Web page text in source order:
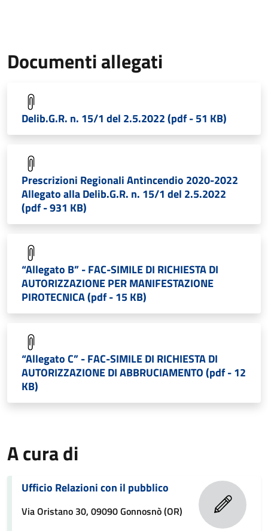
Documenti allegati
Delib.G.R. n. 15/1 del 2.5.2022 (pdf - 51 KB)
Prescrizioni Regionali Antincendio 2020-2022
Allegato alla Delib.G.R. n. 15/1 del 2.5.2022
(pdf - 931 KB)
“Allegato B” - FAC-SIMILE DI RICHIESTA DI
AUTORIZZAZIONE PER MANIFESTAZIONE
PIROTECNICA (pdf - 15 KB)
“Allegato C” - FAC-SIMILE DI RICHIESTA DI
AUTORIZZAZIONE DI ABBRUCIAMENTO (pdf - 12
KB)
A cura di
Ufficio Relazioni con il pubblico
Via Oristano 30, 09090 Gonnosnò (OR)